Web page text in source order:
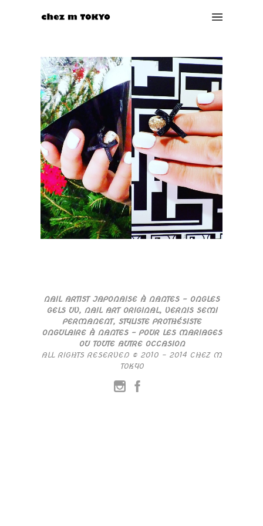
NAIL ARTIST JAPONAISE À NANTES – ONGLES
GELS UV, NAIL ART ORIGINAL, VERNIS SEMI
PERMANENT, STYLISTE PROTHÉSISTE
ONGULAIRE À NANTES – POUR LES MARIAGES
OU TOUTE AUTRE OCCASION
ALL RIGHTS RESERVED © 2010 – 2014 CHEZ M
TOKYO